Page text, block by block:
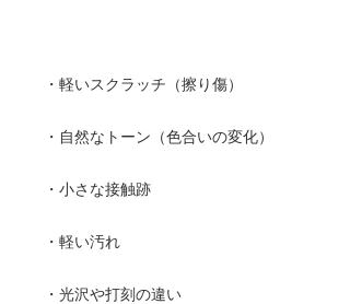
・軽いスクラッチ（擦り傷）
・自然なトーン（色合いの変化）
・小さな接触跡
・軽い汚れ
・光沢や打刻の違い